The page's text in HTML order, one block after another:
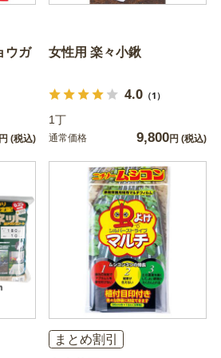
ウガ
円 (税込)
女性用 楽々小鍬
4.0（1）
1丁
通常価格 9,800円 (税込)
まとめ割引